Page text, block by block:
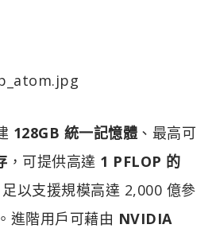
128GB 統一記憶體 、最高可
，可提供高達 1 PFLOP 的
足以支援規模高達 2,000 億參
進階用戶可藉由 NVIDIA